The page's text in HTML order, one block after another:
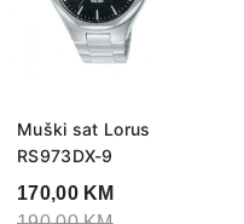
Muški sat Lorus
RS973DX-9
170,00 KM